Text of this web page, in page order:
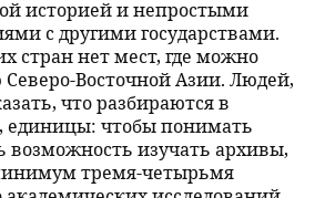
историей и непростыми
с другими государствами.
стран нет мест, где можно
Восточной Азии. Людей,
что разбираются в
единицы: чтобы понимать
возможность изучать архивы,
тремя-четырьмя